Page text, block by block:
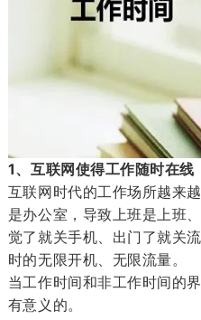
1、互联网使得工作随时在线
互联网时代的工作场所越来
是办公室，导致上班是上班
觉了就关手机、出门了就关
时的无限开机、无限流量。
当工作时间和非工作时间的
有意义的。